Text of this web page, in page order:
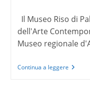
Il Museo Riso di
dell'Arte
Museo regionale
Continua a leggereMuseo